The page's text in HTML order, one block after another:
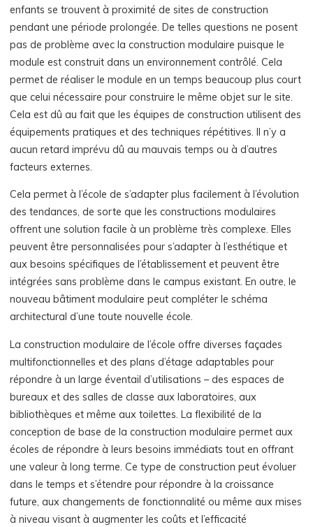
enfants se trouvent à proximité de sites de construction
pendant une période prolongée. De telles questions ne posent
pas de problème avec la construction modulaire puisque le
module est construit dans un environnement contrôlé. Cela
permet de réaliser le module en un temps beaucoup plus court
que celui nécessaire pour construire le même objet sur le site.
Cela est dû au fait que les équipes de construction utilisent des
équipements pratiques et des techniques répétitives. Il n’y a
aucun retard imprévu dû au mauvais temps ou à d’autres
facteurs externes.
Cela permet à l’école de s’adapter plus facilement à l’évolution
des tendances, de sorte que les constructions modulaires
offrent une solution facile à un problème très complexe. Elles
peuvent être personnalisées pour s’adapter à l’esthétique et
aux besoins spécifiques de l’établissement et peuvent être
intégrées sans problème dans le campus existant. En outre, le
nouveau bâtiment modulaire peut compléter le schéma
architectural d’une toute nouvelle école.
La construction modulaire de l’école offre diverses façades
multifonctionnelles et des plans d’étage adaptables pour
répondre à un large éventail d’utilisations – des espaces de
bureaux et des salles de classe aux laboratoires, aux
bibliothèques et même aux toilettes. La flexibilité de la
conception de base de la construction modulaire permet aux
écoles de répondre à leurs besoins immédiats tout en offrant
une valeur à long terme. Ce type de construction peut évoluer
dans le temps et s’étendre pour répondre à la croissance
future, aux changements de fonctionnalité ou même aux mises
à niveau visant à augmenter les coûts et l’efficacité